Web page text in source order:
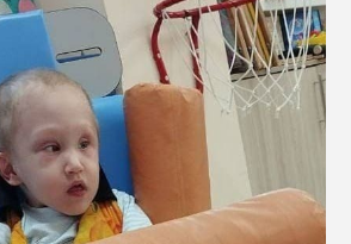
Кому помочь
Кому помогли
помощь
Сотрудничество